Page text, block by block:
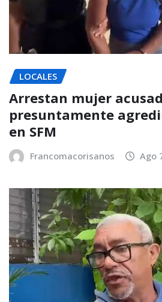
LOCALES
Arrestan mujer
presuntamente
en SFM
Francomacorisanos Ago